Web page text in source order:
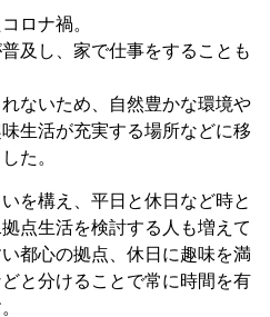
ロナ禍。
及し、家で仕事をすることも
ないため、自然豊かな環境や
生活が充実する場所などに移
た。
を構え、平日と休日など時と
点生活を検討する人も増えて
都心の拠点、休日に趣味を満
と分けることで常に時間を有